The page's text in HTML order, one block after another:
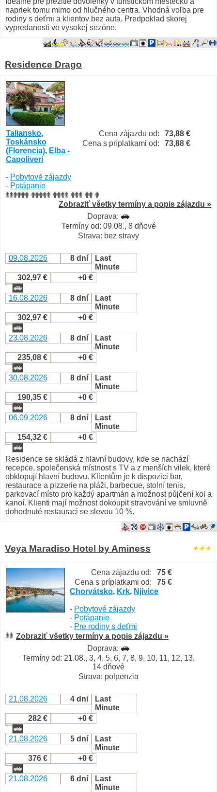
napriek tomu mimo od hlučného centra. Vhodná voľba pre
rodiny s deťmi a klientov bez auta. Predpoklad skorej
vypredanosti vo vysokej sezóne.
Residence Drago
Cena zájazdu od:
73,88 €
Cena s príplatkami od:
73,88 €
Taliansko,
Toskánsko
(Florencia), Elba -
Capoliveri
- Pobytové zájazdy
- Potápanie
Zobraziť všetky termíny a popis zájazdu »
Doprava:
Termíny od: 09.08., 8 dňové
Strava: bez stravy
09.08.2026 8 dní
Last
Minute
302,97 €
+0 €
16.08.2026 8 dní
Last
Minute
302,97 €
+0 €
23.08.2026 8 dní
Last
Minute
235,08 €
+0 €
30.08.2026 8 dní
Last
Minute
190,35 €
+0 €
06.09.2026 8 dní
Last
Minute
154,32 €
+0 €
Residence se skládá z hlavní budovy, kde se nachází
recepce, společenská místnost s TV a z menších vilek, které
obklopují hlavní budovu. Klientům je k dispozici bar,
restaurace a pizzerie na pláži, barbecue, stolní tenis,
parkovací místo pro každý apartmán a možnost půjčení kol a
kanoí. Klienti mají možnost dokoupit stravování ve smluvně
dohodnuté restauraci se slevou 10 %.
Veya Maradiso Hotel by Aminess
Cena zájazdu od:
75 €
Cena s príplatkami od:
75 €
Chorvátsko, Krk, Njivice
- Pobytové zájazdy
- Potápanie
- Pre rodiny s deťmi
Zobraziť všetky termíny a popis zájazdu »
Doprava:
Termíny od: 21.08., 3, 4, 5, 6, 7, 8, 9, 10, 11, 12, 13,
14 dňové
Strava: polpenzia
21.08.2026 4 dni
Last
Minute
282 €
+0 €
21.08.2026 5 dní
Last
Minute
376 €
+0 €
21.08.2026 6 dní
Last
Minute